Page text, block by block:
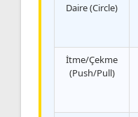
Daire (Circle)
İtme/Çekme
(Push/Pull)